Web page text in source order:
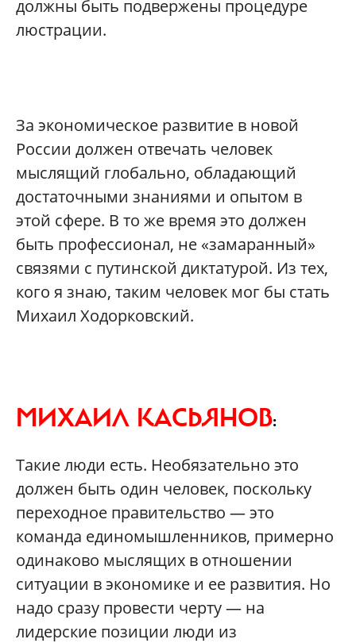
должны быть подвержены процедуре
люстрации.
За экономическое развитие в новой
России должен отвечать человек
мыслящий глобально, обладающий
достаточными знаниями и опытом в
этой сфере. В то же время это должен
быть профессионал, не «замаранный»
связями с путинской диктатурой. Из тех,
кого я знаю, таким человек мог бы стать
Михаил Ходорковский.
МИХАИЛ КАСЬЯНОВ:
Такие люди есть. Необязательно это
должен быть один человек, поскольку
переходное правительство — это
команда единомышленников, примерно
одинаково мыслящих в отношении
ситуации в экономике и ее развития. Но
надо сразу провести черту — на
лидерские позиции люди из